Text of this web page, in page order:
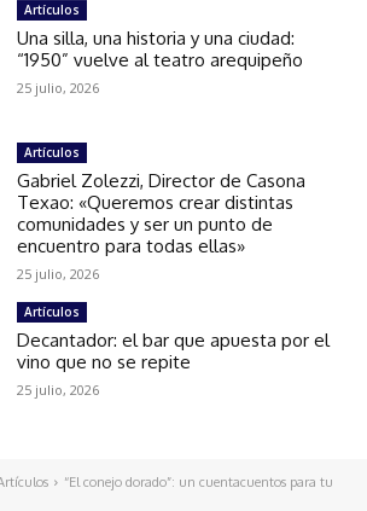
Artículos
Una silla, una historia y una ciudad:
“1950” vuelve al teatro arequipeño
25 julio, 2026
Artículos
Gabriel Zolezzi, Director de Casona
Texao: «Queremos crear distintas
comunidades y ser un punto de
encuentro para todas ellas»
25 julio, 2026
Artículos
Decantador: el bar que apuesta por el
vino que no se repite
25 julio, 2026